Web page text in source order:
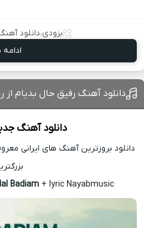
بزودی،دانلود
دانلود آهنگ رفیق حال بدیام از
دانلود آهنگ
دانلود بروزترین آهنگ های ایرانی
Badiam+ lyric Nayabmusic